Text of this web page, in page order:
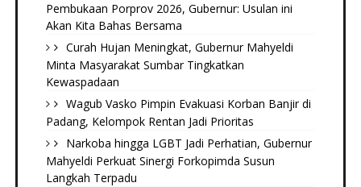
Pembukaan Porprov 2026, Gubernur: Usulan ini
Akan Kita Bahas Bersama
Curah Hujan Meningkat, Gubernur Mahyeldi
Minta Masyarakat Sumbar Tingkatkan
Kewaspadaan
Wagub Vasko Pimpin Evakuasi Korban Banjir di
Padang, Kelompok Rentan Jadi Prioritas
Narkoba hingga LGBT Jadi Perhatian, Gubernur
Mahyeldi Perkuat Sinergi Forkopimda Susun
Langkah Terpadu